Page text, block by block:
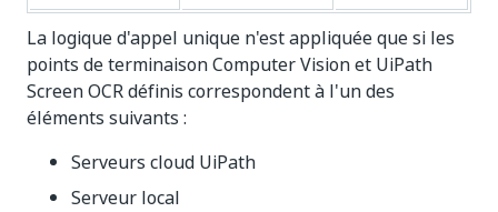
La logique d'appel unique n'est appliquée que si les
points de terminaison Computer Vision et UiPath
Screen OCR définis correspondent à l'un des
éléments suivants :
Serveurs cloud UiPath
Serveur local